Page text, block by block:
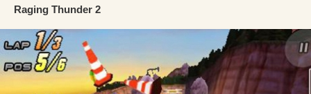
Raging Thunder 2